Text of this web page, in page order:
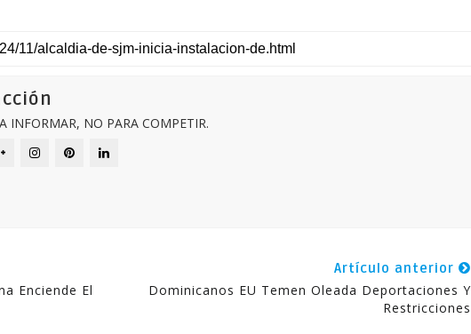
INFORMAR, NO PARA COMPETIR.
Enciende El
Artículo anterior
Dominicanos EU Temen Oleada Deportaciones Y
Restricciones